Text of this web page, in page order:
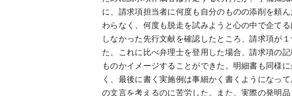
に、請求項担当者に何度も自分のものの添削を頼
わらなく、何度も脱走を試みようと心の中で企て
しなかった先行文献を確認したところ、請求項が
た。これに比べ弁理士を登用した場合、請求項の
ものかイメージすることができた。明細書も同様
く、最後に書く実施例は事細かく書くようになっ
の文言を考えるのに苦労した。また、実際の発明